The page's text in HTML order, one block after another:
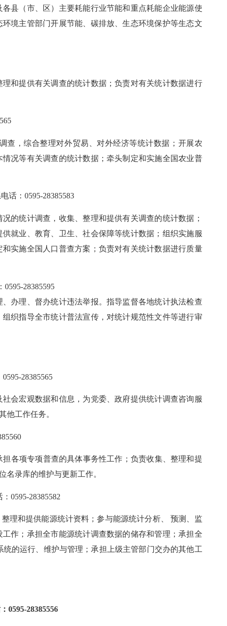
县（市、区）主要耗能行业节能和重点耗能企业能源使
境主管部门开展节能、碳排放、生态环境保护等生态文
和提供有关调查的统计数据；负责对有关统计数据进行
查，综合整理对外贸易、对外经济等统计数据；开展农
况等有关调查的统计数据；牵头制定和实施全国农业普
话：0595-28385583
的统计调查，收集、整理和提供有关调查的统计数据；
就业、教育、卫生、社会保障等统计数据；组织实施服
实施全国人口普查方案；负责对有关统计数据进行质量
0595-28385595
办理、督办统计违法举报。指导监督各地统计执法检查
织指导全市统计普法宣传，对统计规范性文件等进行审
0595-28385565
宏观数据和信息，为党委、政府提供统计调查咨询服
他工作任务。
项专项普查的具体事务性工作；负责收集、整理和提
名录库的维护与更新工作。
：0595-28385582
和提供能源统计资料；参与能源统计分析、 预测、监
作；承担全市能源统计调查数据的储存和管理；承担全
的运行、维护与管理；承担上级主管部门交办的其他工
0595-28385556